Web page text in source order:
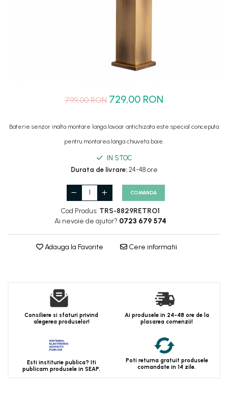
Coloana / panou dus799,00 RON 729,00 RON
Baterie senzor inalta montare langa lavoar antichizata este special conceputa
pentru montarea langa chiuveta baie.
IN STOC
Durata de livrare:24-48 ore
COMANDA
Cod Produs: TRS-8829RETRO1
Ai nevoie de ajutor? 0723 679 574
Adauga la Favorite Cere informatii
Consiliere si sfaturi privind
alegerea produselor!
Ai produsele in 24-48 ore de la
plasarea comenzii!
Esti institurie publica? Iti
publicam produsele in SEAP.
Poti returna gratuit produsele
comandate in 14 zile.